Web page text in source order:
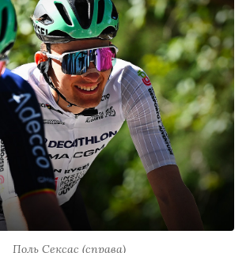
Поль Сексас (справа)